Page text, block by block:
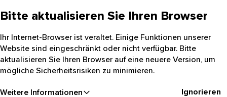
Bitte aktualisieren Sie Ihren Browser
Ihr Internet-Browser ist veraltet. Einige Funktionen unserer
Website sind eingeschränkt oder nicht verfügbar. Bitte
aktualisieren Sie Ihren Browser auf eine neuere Version, um
mögliche Sicherheitsrisiken zu minimieren.
Weitere Informationen Ignorieren